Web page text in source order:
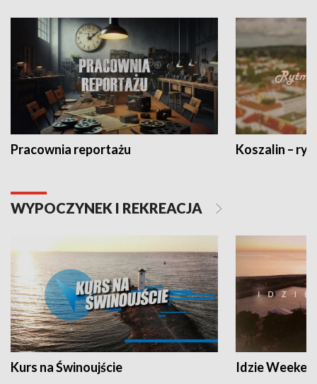
Pracownia reportażu Koszalin –
WYPOCZYNEK I REKREACJA
Kurs na Świnoujście Idzie